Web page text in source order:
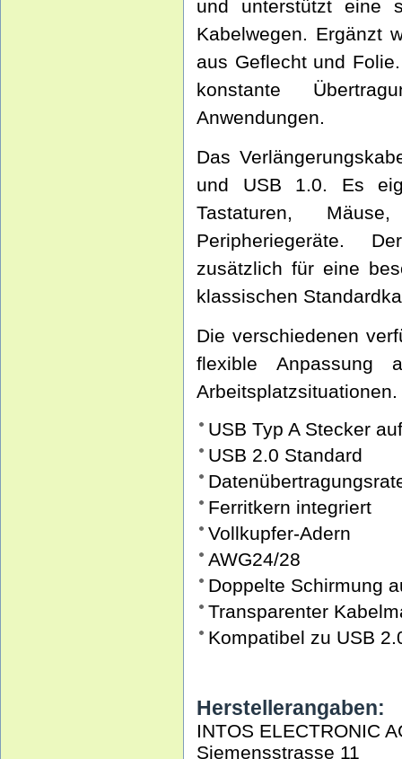
und unterstützt eine
Kabelwegen. Ergänzt
aus Geflecht und
konstante
Anwendungen.
Das
und USB 1.0. Es
Tastaturen,
Peripheriegeräte.
zusätzlich für eine
klassischen
Die verschiedenen
flexible Anpassung
Arbeitsplatzsituationen.
USB Typ A Stecker
USB 2.0 Standard
Ferritkern integriert
Vollkupfer-Adern
AWG24/28
Doppelte Schirmung
Transparenter
Kompatibel zu USB
Herstellerangaben:
INTOS ELECTRONIC
Siemensstrasse 11